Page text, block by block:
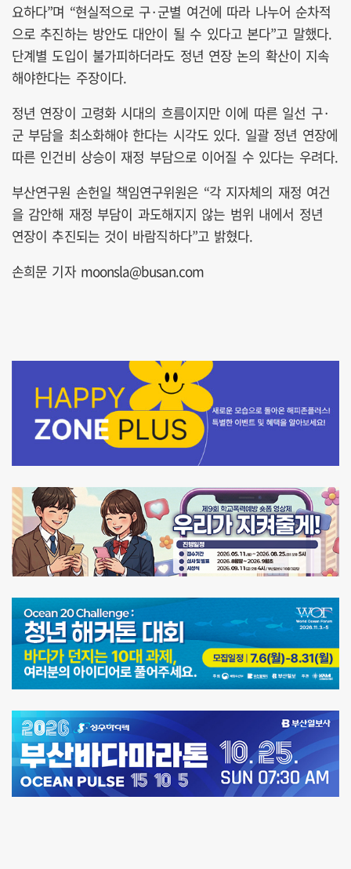
요하다”며 “현실적으로 구·군별 여건에 따라 나누어 순차적
으로 추진하는 방안도 대안이 될 수 있다고 본다”고 말했다.
단계별 도입이 불가피하더라도 정년 연장 논의 확산이 지속
해야한다는 주장이다.
정년 연장이 고령화 시대의 흐름이지만 이에 따른 일선 구·
군 부담을 최소화해야 한다는 시각도 있다. 일괄 정년 연장에
따른 인건비 상승이 재정 부담으로 이어질 수 있다는 우려다.
부산연구원 손헌일 책임연구위원은 “각 지자체의 재정 여건
을 감안해 재정 부담이 과도해지지 않는 범위 내에서 정년
연장이 추진되는 것이 바람직하다”고 밝혔다.
손희문 기자 moonsla@busan.com